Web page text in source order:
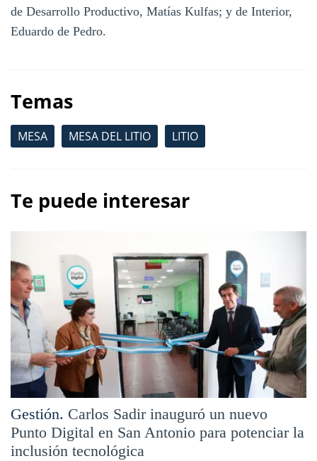
de Desarrollo Productivo, Matías Kulfas; y de Interior,
Eduardo de Pedro.
Temas
MESA MESA DEL LITIO LITIO
Te puede interesar
Gestión. Carlos Sadir inauguró un nuevo
Punto Digital en San Antonio para potenciar la
inclusión tecnológica